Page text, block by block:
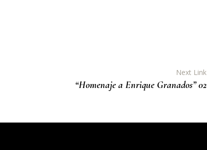
Next Link
“Homenaje a Enrique Granados” 02